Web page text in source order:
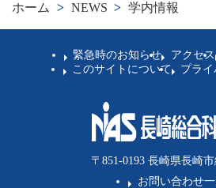
ホーム > NEWS > 学内情報
緊急時のお知らせ アクセス
このサイトについて
プラ
〒851-0193 長崎県長崎
お問い合わせ